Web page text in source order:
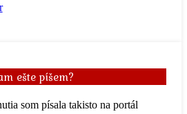
ešte píšem?
som písala takisto na portál